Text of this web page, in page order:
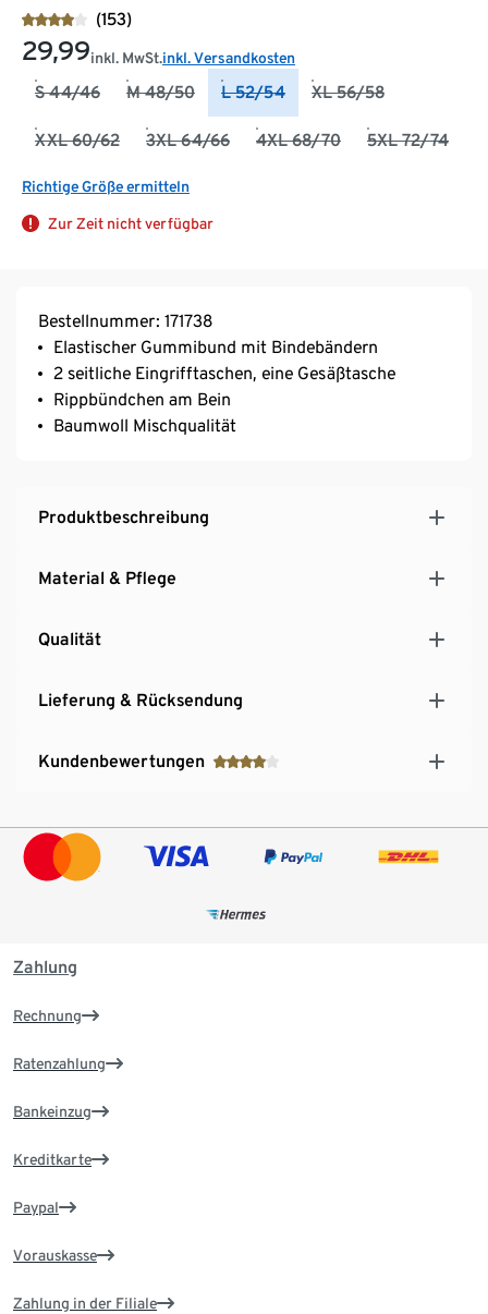
(153)
29,99inkl. MwSt.inkl. Versandkosten
S 44/46 M 48/50 L 52/54 XL 56/58
XXL 60/62 3XL 64/66 4XL 68/70 5XL 72/74
Richtige Größe ermitteln
Zur Zeit nicht verfügbar
Bestellnummer: 171738
Elastischer Gummibund mit Bindebändern
2 seitliche Eingrifftaschen, eine Gesäßtasche
Rippbündchen am Bein
Baumwoll Mischqualität
Produktbeschreibung
Material & Pflege
Qualität
Lieferung & Rücksendung
Kundenbewertungen
Zahlung
Rechnung
Ratenzahlung
Bankeinzug
Kreditkarte
Paypal
Vorauskasse
Zahlung in der Filiale